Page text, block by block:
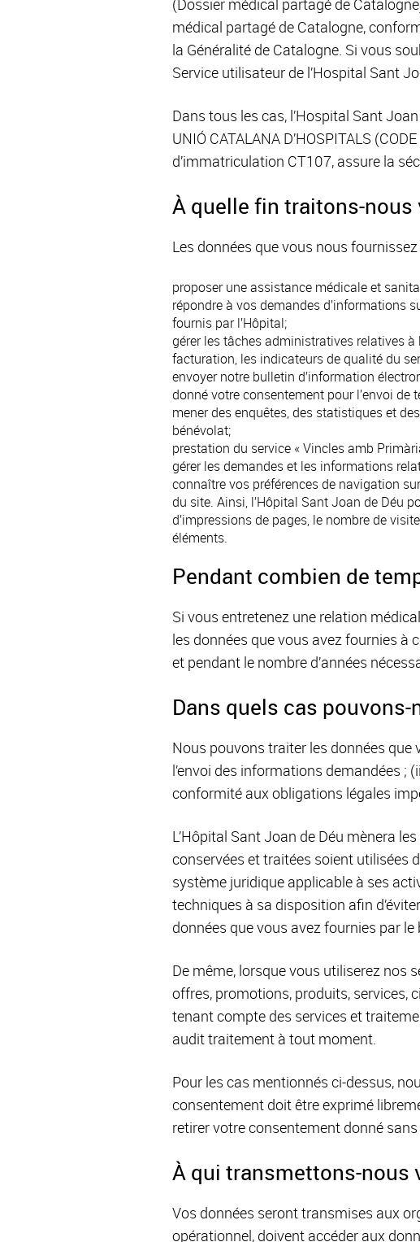
(Dossier médical partagé de
médical partagé de Catalogne,
la Généralité de Catalogne. Si vous
Service utilisateur de l’Hospital Sant
Dans tous les cas, l’Hospital Sant
UNIÓ CATALANA D’HOSPITALS
d’immatriculation CT107, assure la
À quelle fin traitons-nous
Les données que vous nous
proposer une assistance médicale et
répondre à vos demandes d’informations
fournis par l’Hôpital;
gérer les tâches administratives relatives
facturation, les indicateurs de qualité du
envoyer notre bulletin d’information
donné votre consentement pour l’envoi de
mener des enquêtes, des statistiques et
bénévolat;
prestation du service « Vincles amb
gérer les demandes et les informations
connaître vos préférences de navigation
du site. Ainsi, l’Hôpital Sant Joan de Déu
d’impressions de pages, le nombre de
éléments.
Pendant combien de
Si vous entretenez une relation
les données que vous avez fournies à
et pendant le nombre d’années
Dans quels cas
Nous pouvons traiter les données
l’envoi des informations demandées ;
conformité aux obligations légales
L’Hôpital Sant Joan de Déu mènera
conservées et traitées soient utilisées
système juridique applicable à ses
techniques à sa disposition afin
données que vous avez fournies par le
De même, lorsque vous utiliserez nos
offres, promotions, produits, services,
tenant compte des services et
audit traitement à tout moment.
Pour les cas mentionnés ci-dessus,
consentement doit être exprimé
retirer votre consentement donné
À qui transmettons-nous
Vos données seront transmises aux
opérationnel, doivent accéder aux